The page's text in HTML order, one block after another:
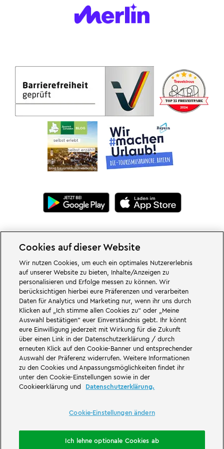
Großartiges erwartet euch in den Abenteuerwelten des Familien- und
Freizeitparks LEGOLAND Deutschland in Bayern. Erlebt spannende
Attraktionenund jede Menge LEGO® Spaß. LEGOLAND Deutschland Resort
ist einFreizeitparkfür Familien mit Kindern zwischen zwei und 12 Jahren.
Der LEGOLAND Park liegt bei Günzburg in Bayern. LEGOLAND Deutschland
ist einer der größten Freizeitparks in Bayern und einer der bekanntesten
und beliebtesten Freizeitparks in Deutschland. Der Themenpark bietet mit
68 Attraktionen und Achterbahnen ein einmaliges Erlebnis für Erwachsene
und Kinder. Neben dem Freizeitpark zählt auch ein Feriendorf mit
Pirateninsel Hotel, thematisierten Ferienhäusern, Ritterburgen, auf einem
LEGO, das LEGO Logo, die Konfigurationen des Steines und der Noppen,
Cookie-Einstellungen ändern
Cookies auf dieser Website
Wir nutzen Cookies, um euch ein optimales Nutzererlebnis
auf unserer Website zu bieten, Inhalte/Anzeigen zu
personalisieren und Erfolge messen zu können. Wir
berücksichtigen hierbei eure Präferenzen und verarbeiten
Daten für Analytics und Marketing nur, wenn ihr uns durch
Klicken auf „Ich stimme allen Cookies zu“ oder „Meine
Auswahl bestätigen“ euer Einverständnis gebt. Ihr könnt
eure Einwilligung jederzeit mit Wirkung für die Zukunft
über einen Link in der Datenschutzerklärung / durch
erneuten Klick auf den Cookie-Banner und entsprechender
Auswahl der Präferenz widerrufen. Weitere Informationen
zu den Cookies und Anpassungsmöglichkeiten findet ihr
unter den Cookie-Einstellungen sowie in der
Cookieerklärung und
Datenschutzerklärung.
Cookie-Einstellungen ändern
Ich lehne optionale Cookies ab